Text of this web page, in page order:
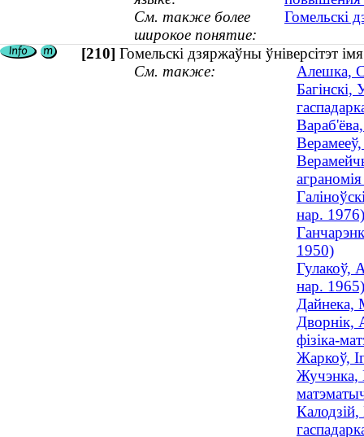
См. также более
широкое понятие:
Гомельскі
[210] Гомельскі дзяржаўны ўніверсітэт
См. также:
Алешка,
Багінскі,
Верамееў,
нар. 1976)
1950)
Гулакоў,
нар. 1965)
Дайнека,
Дворнік,
фізіка-
Жаркоў,
Жучэнка,
Калодзій,